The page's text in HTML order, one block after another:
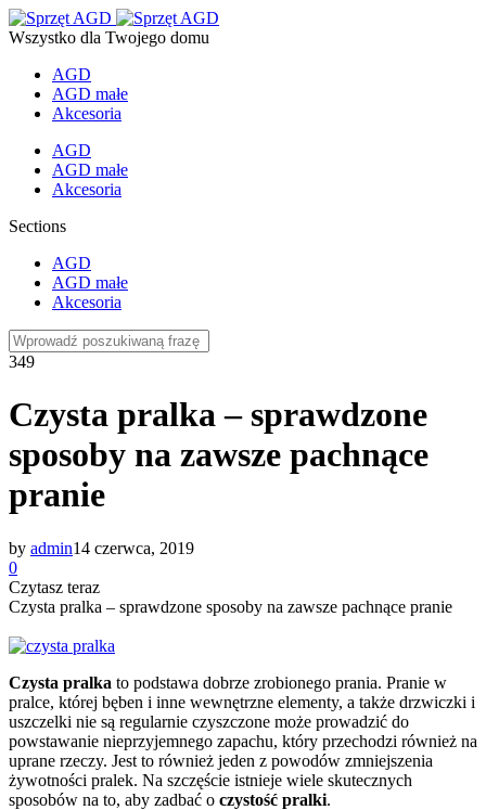
Wszystko dla Twojego domu
AGD
AGD małe
Akcesoria
AGD
AGD małe
Akcesoria
Sections
AGD
AGD małe
Akcesoria
349
Czysta pralka – sprawdzone
sposoby na zawsze pachnące
pranie
by admin14 czerwca, 2019
0
Czytasz teraz
Czysta pralka – sprawdzone sposoby na zawsze pachnące pranie
Czysta pralka to podstawa dobrze zrobionego prania. Pranie w
pralce, której bęben i inne wewnętrzne elementy, a także drzwiczki i
uszczelki nie są regularnie czyszczone może prowadzić do
powstawanie nieprzyjemnego zapachu, który przechodzi również na
uprane rzeczy. Jest to również jeden z powodów zmniejszenia
żywotności pralek. Na szczęście istnieje wiele skutecznych
sposobów na to, aby zadbać o czystość pralki.